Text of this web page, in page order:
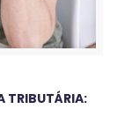
TRIBUTÁRIA: